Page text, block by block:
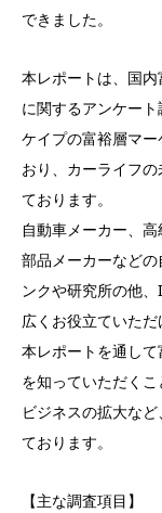
できました。
本レポートは、国
に関するアンケー
ケイプの富裕層マ
おり、カーライフ
ております。
自動車メーカー、
部品メーカーなど
ンクや研究所の他
広くお役立ていただ
本レポートを通し
を知っていただく
ビジネスの拡大な
ております。
【主な調査項目】